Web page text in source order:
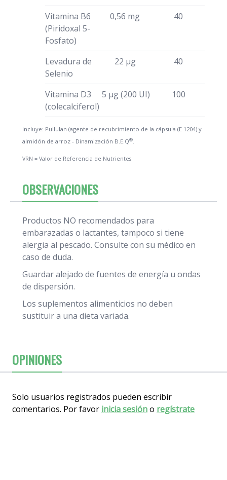
Vitamina B6
(Piridoxal 5-
Fosfato)
0,56 mg 40
Levadura de
Selenio
22 µg 40
Vitamina D3
(colecalciferol)
5 µg (200 UI) 100
Incluye: Pullulan (agente de recubrimiento de la cápsula (E 1204) y
almidón de arroz - Dinamización B.E.Q®
VRN = Valor de Referencia de Nutrientes.
OBSERVACIONES
Productos NO recomendados para
embarazadas o lactantes, tampoco si tiene
alergia al pescado. Consulte con su médico en
caso de duda.
Guardar alejado de fuentes de energía u ondas
de dispersión.
Los suplementos alimenticios no deben
sustituir a una dieta variada.
OPINIONES
Solo usuarios registrados pueden escribir
comentarios. Por favor inicia sesióno regístrate